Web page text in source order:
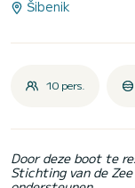
Šibenik
10 pers.
Door deze boot te
Stichting van de